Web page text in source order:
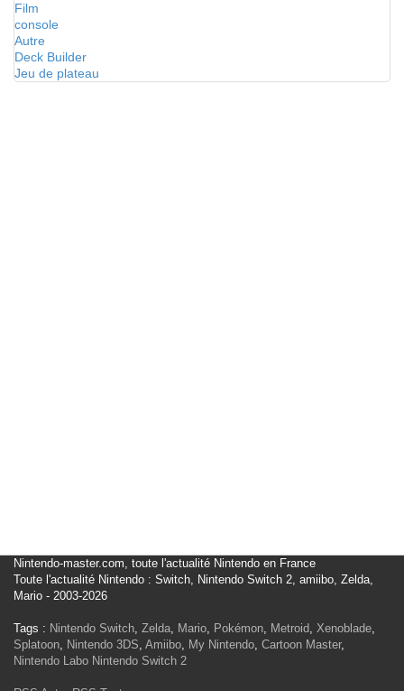
Film
console
Autre
Deck Builder
Jeu de plateau
Nintendo-master.com, toute l'actualité Nintendo en France
Toute l'actualité Nintendo : Switch, Nintendo Switch 2, amiibo, Zelda,
Mario - 2003-2026
Tags : Nintendo Switch, Zelda, Mario, Pokémon, Metroid, Xenoblade,
Splatoon, Nintendo 3DS, Amiibo, My Nintendo, Cartoon Master,
Nintendo Labo Nintendo Switch 2